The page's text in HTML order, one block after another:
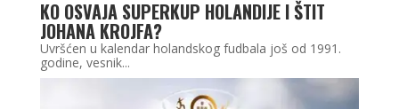
KO OSVAJA SUPERKUP HOLANDIJE I ŠTIT
JOHANA KROJFA?
Uvršćen u kalendar holandskog fudbala još od 1991.
godine, vesnik...